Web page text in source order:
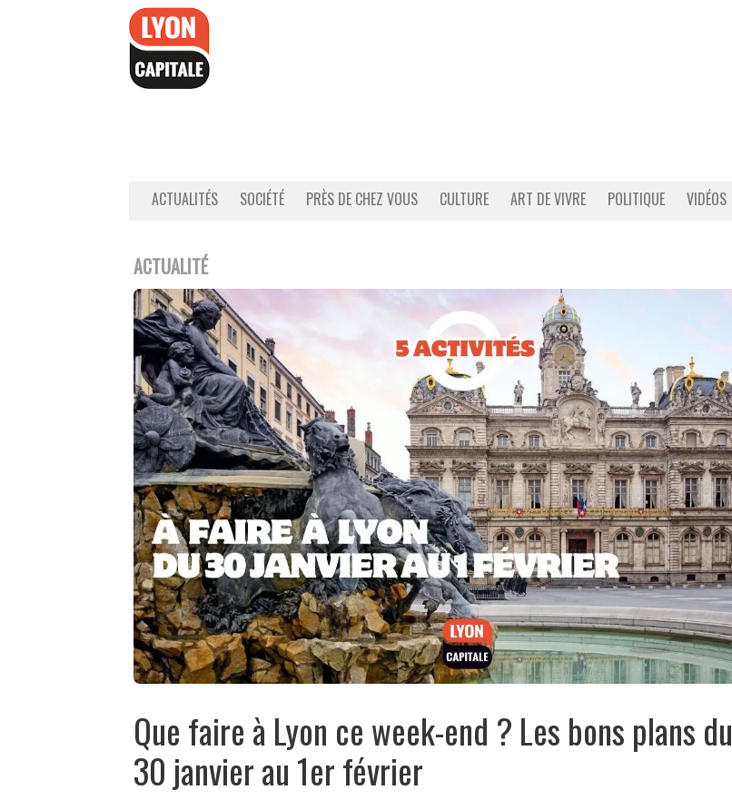
ACTUALITÉS SOCIÉTÉ PRÈS DE CHEZ VOUS CULTURE ART DE VIVRE POLITIQUE VIDÉOS
ACTUALITÉ
Que faire à Lyon ce week-end ? Les bons plans du
30 janvier au 1er février